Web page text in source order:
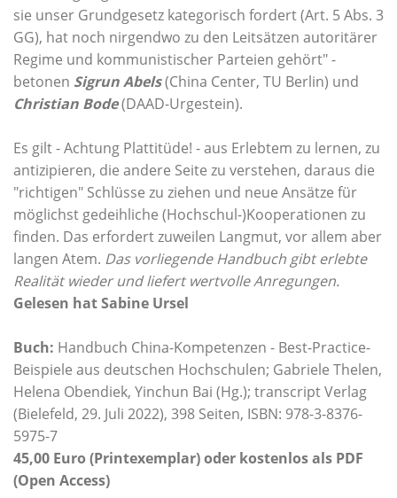
sie unser Grundgesetz kategorisch fordert (Art. 5 Abs. 3
GG), hat noch nirgendwo zu den Leitsätzen autoritärer
Regime und kommunistischer Parteien gehört" -
betonen Sigrun Abels(China Center, TU Berlin) und
Christian Bode(DAAD-Urgestein).
Es gilt - Achtung Plattitüde! - aus Erlebtem zu lernen, zu
antizipieren, die andere Seite zu verstehen, daraus die
"richtigen" Schlüsse zu ziehen und neue Ansätze für
möglichst gedeihliche (Hochschul-)Kooperationen zu
finden. Das erfordert zuweilen Langmut, vor allem aber
langen Atem. Das vorliegende Handbuch gibt erlebte
Realität wieder und liefert wertvolle Anregungen.
Gelesen hat Sabine Ursel
Buch: Handbuch China-Kompetenzen - Best-Practice-
Beispiele aus deutschen Hochschulen; Gabriele Thelen,
Helena Obendiek, Yinchun Bai (Hg.); transcript Verlag
(Bielefeld, 29. Juli 2022), 398 Seiten, ISBN: 978-3-8376-
5975-7
45,00 Euro (Printexemplar) oder kostenlos als PDF
(Open Access)